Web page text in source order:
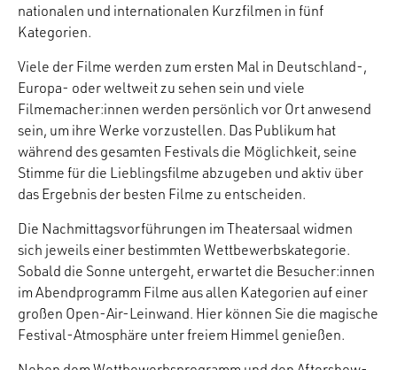
nationalen und internationalen Kurzfilmen in fünf
Kategorien.
Viele der Filme werden zum ersten Mal in Deutschland-,
Europa- oder weltweit zu sehen sein und viele
Filmemacher:innen werden persönlich vor Ort anwesend
sein, um ihre Werke vorzustellen. Das Publikum hat
während des gesamten Festivals die Möglichkeit, seine
Stimme für die Lieblingsfilme abzugeben und aktiv über
das Ergebnis der besten Filme zu entscheiden.
Die Nachmittagsvorführungen im Theatersaal widmen
sich jeweils einer bestimmten Wettbewerbskategorie.
Sobald die Sonne untergeht, erwartet die Besucher:innen
im Abendprogramm Filme aus allen Kategorien auf einer
großen Open-Air-Leinwand. Hier können Sie die magische
Festival-Atmosphäre unter freiem Himmel genießen.